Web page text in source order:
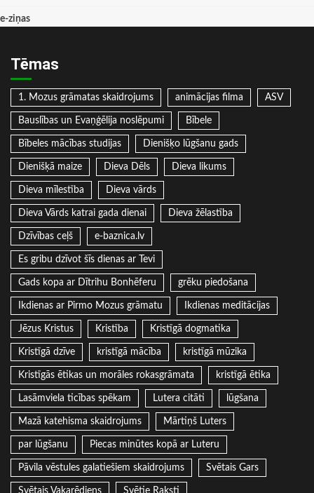
e-ziņas
Tēmas
1. Mozus grāmatas skaidrojums animācijas filma ASV
Bauslības un Evaņģēlija noslēpumi Bībele
Bībeles mācības studijas Dienišķo lūgšanu gads
Dienišķā maize Dieva Dēls Dieva likums
Dieva mīlestība Dieva vārds
Dieva Vārds katrai gada dienai Dieva žēlastība
Dzīvības ceļš e-baznica.lv
Es gribu dzīvot šīs dienas ar Tevi
Gads kopa ar Dītrihu Bonhēferu grēku piedošana
Ikdienas ar Pirmo Mozus grāmatu Ikdienas meditācijas
Jēzus Kristus Kristība Kristīgā dogmatika
Kristīgā dzīve kristīgā mācība kristīgā mūzika
Kristīgās ētikas un morāles rokasgrāmata kristīgā ētika
Lasāmviela ticības spēkam Lutera citāti lūgšana
Mazā katehisma skaidrojums Mārtiņš Luters
par lūgšanu Piecas minūtes kopā ar Luteru
Pāvila vēstules galatiešiem skaidrojums Svētais Gars